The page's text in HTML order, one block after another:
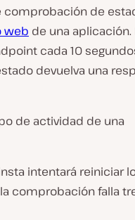
comprobación de
web de una aplicación.
cada 10
devuelva una
de actividad de una
intentará reiniciar
comprobación falla